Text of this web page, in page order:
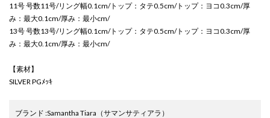
11号 号数11号/リング幅0.1cm/トップ：タテ0.5cm/トップ：ヨコ0.3cm/厚
み：最大0.1cm/厚み：最小cm/
13号 号数13号/リング幅0.1cm/トップ：タテ0.5cm/トップ：ヨコ0.3cm/厚
み：最大0.1cm/厚み：最小cm/
【素材】
SILVER PGﾒｯｷ
ブランド :Samantha Tiara （サマンサティアラ）